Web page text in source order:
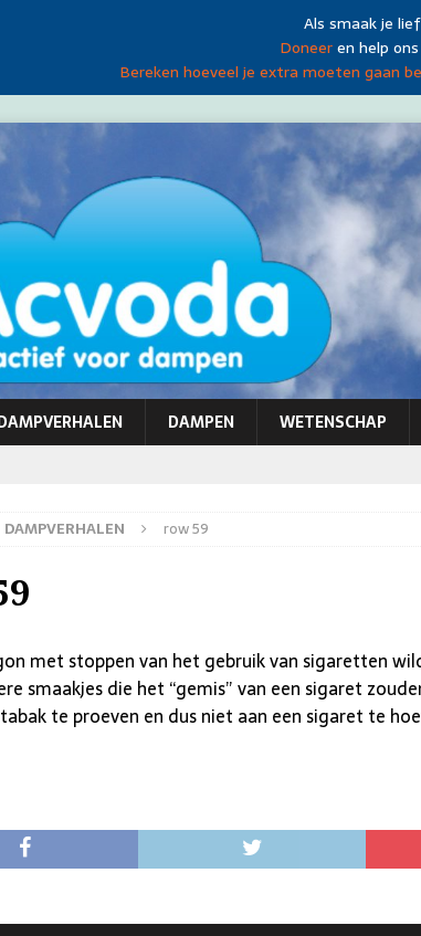
Als smaak je
Doneeren help
Bereken hoeveel je extra moeten gaan
DAMPEN WETENSCHAP
DAMPVERHALEN row 59
met stoppen van het gebruik van sigaretten
smaakjes die het “gemis” van een sigaret
te proeven en dus niet aan een sigaret te